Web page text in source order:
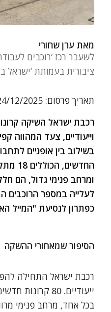
מאת ערן שחורי
לשעבר רכז ‘רוכבים
ציבורית בעמותת ‘ישראל
תאריך פרסום: 24/12/2025
רכבת ישראל השיקה
וייעודיים, צעד המהווה
בשילוב בין אופניים
ומרחב פנימי גדול, הם
לעלייה במספר
כפתרון לנסיעת "המייל
הסיפור שמאחורי ההשקה
רכבת ישראל התחילה
בכל אחד, מרחב פנימי